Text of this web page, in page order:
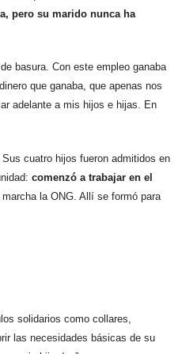
pero su marido nunca ha
basura. Con este empleo ganaba
que ganaba, que apenas nos
adelante a mis hijos e hijas. En
cuatro hijos fueron admitidos en
comenzó a trabajar en el
la ONG. Allí se formó para
solidarios como collares,
las necesidades básicas de su